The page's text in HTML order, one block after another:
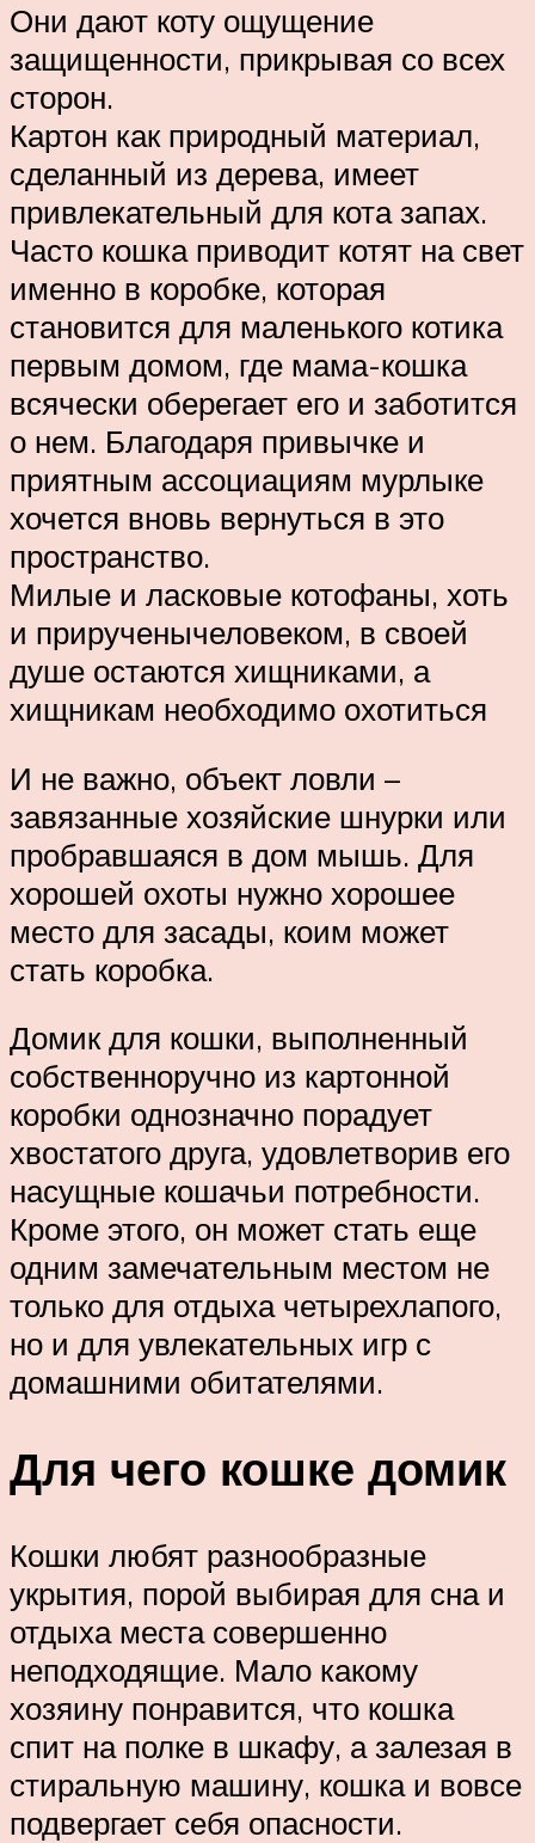
Они дают коту ощущение
защищенности, прикрывая со всех
сторон.
Картон как природный материал,
сделанный из дерева, имеет
привлекательный для кота запах.
Часто кошка приводит котят на свет
именно в коробке, которая
становится для маленького котика
первым домом, где мама-кошка
всячески оберегает его и заботится
о нем. Благодаря привычке и
приятным ассоциациям мурлыке
хочется вновь вернуться в это
пространство.
Милые и ласковые котофаны, хоть
и прирученычеловеком, в своей
душе остаются хищниками, а
хищникам необходимо охотиться
И не важно, объект ловли –
завязанные хозяйские шнурки или
пробравшаяся в дом мышь. Для
хорошей охоты нужно хорошее
место для засады, коим может
стать коробка.
Домик для кошки, выполненный
собственноручно из картонной
коробки однозначно порадует
хвостатого друга, удовлетворив его
насущные кошачьи потребности.
Кроме этого, он может стать еще
одним замечательным местом не
только для отдыха четырехлапого,
но и для увлекательных игр с
домашними обитателями.
Для чего кошке домик
Кошки любят разнообразные
укрытия, порой выбирая для сна и
отдыха места совершенно
неподходящие. Мало какому
хозяину понравится, что кошка
спит на полке в шкафу, а залезая в
стиральную машину, кошка и вовсе
подвергает себя опасности.